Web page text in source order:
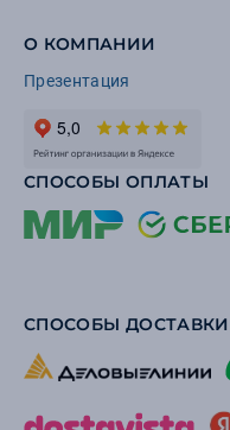
О КОМПАНИИ
Презентация
СПОСОБЫ ОПЛАТЫ
СПОСОБЫ ДОСТАВКИ